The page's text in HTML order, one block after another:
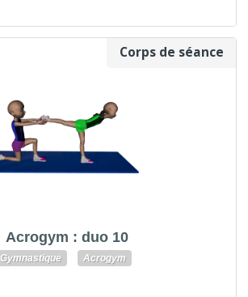
Corps de séance
Acrogym : duo 10
Gymnastique Acrogym